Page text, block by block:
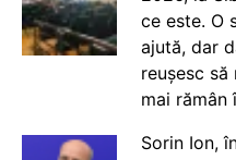
ce este. O
ajută, dar
reușesc
mai rămân
Sorin Ion,